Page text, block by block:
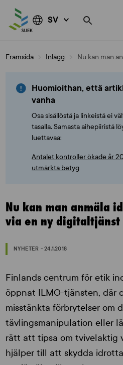
SV
Framsida Inlägg Nu kan man
Huomioithan, että
vanha
Osa sisällöstä ja linkeistä ei
tasalla. Samasta aihepiiristä
luettavaa:
Antalet kontroller ökade år
utmärkta betyg
Nu kan man anmäla
via en ny digitaltjänst
NYHETER - 24.1.2018
Finlands centrum för etik
öppnat ILMO-tjänsten, där
misstänkta förbrytelser om
tävlingsmanipulation eller
rätt att tipsa om tvivelaktig
hjälper till att skydda